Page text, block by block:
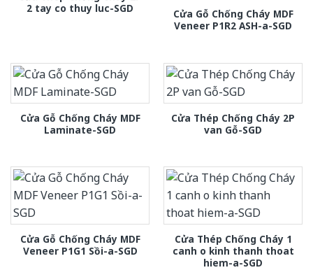
2 tay co thuy luc-SGD
Cửa Gỗ Chống Cháy MDF
Veneer P1R2 ASH-a-SGD
Cửa Gỗ Chống Cháy MDF
Laminate-SGD
Cửa Thép Chống Cháy 2P
van Gỗ-SGD
Cửa Gỗ Chống Cháy MDF
Veneer P1G1 Sồi-a-SGD
Cửa Thép Chống Cháy 1
canh o kinh thanh thoat
hiem-a-SGD